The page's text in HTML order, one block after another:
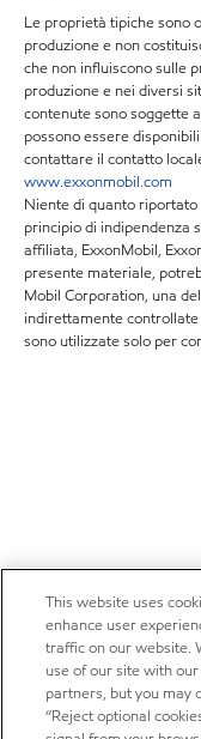
Le proprietà tipiche sono
produzione e non
che non influiscono sulle
produzione e nei diversi
contenute sono soggette
possono essere
contattare il contatto
www.exxonmobil.com
Niente di quanto
principio di indipendenza
affiliata, ExxonMobil,
presente materiale,
Mobil Corporation, una
indirettamente controllate
sono utilizzate solo per
This website uses
enhance user
traffic on our website.
use of our site with
partners, but you may
“Reject optional